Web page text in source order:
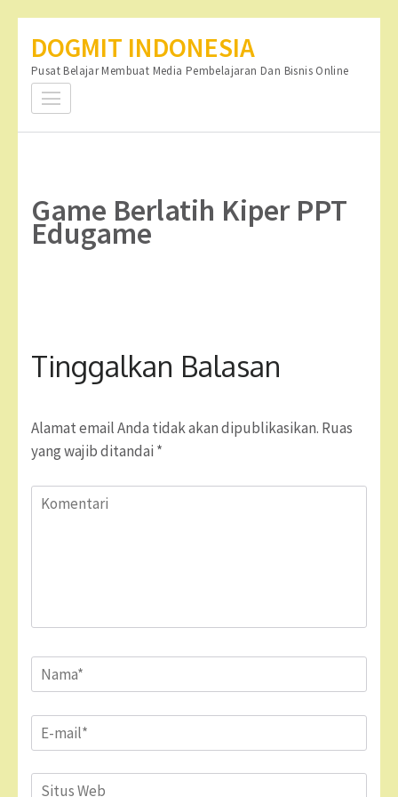
konten
(Tekan
DOGMIT INDONESIA
Pusat Belajar Membuat Media Pembelajaran Dan Bisnis Online
Game Berlatih Kiper PPT
Edugame
Tinggalkan Balasan
Alamat email Anda tidak akan dipublikasikan. Ruas
yang wajib ditandai *
Komentari
Name*
Email*
Situs